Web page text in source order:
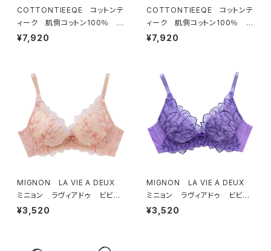
COTTONTIEEQE コットンテ
ィーク 肌側コットン100％ ソ
フトブラ ＆ ショーツセット（ブラ
¥7,920
COTTONTIEEQE コットンテ
ィーク 肌側コットン100％ ソ
フトブラ ＆ ショーツセット（ピー
¥7,920
MIGNON LA VIE A DEUX
ミニョン ラヴィアドゥ ビビア
ーナ ブラジャー（ピーチ）M20
¥3,520
MIGNON LA VIE A DEUX
ミニョン ラヴィアドゥ ビビア
ーナ ブラジャー（ヴィオレッタ）
¥3,520